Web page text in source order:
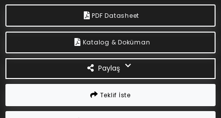
PDF Datasheet
Katalog & Doküman
Paylaş
Teklif İste